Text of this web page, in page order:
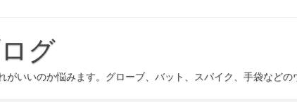
グ
がいいのか悩みます。グローブ、バット、スパイク、手袋など